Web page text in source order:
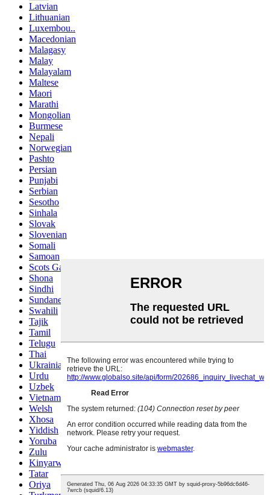
Latvian
Lithuanian
Luxembou..
Macedonian
Malagasy
Malay
Malayalam
Maltese
Maori
Marathi
Mongolian
Burmese
Nepali
Norwegian
Pashto
Persian
Punjabi
Serbian
Sesotho
Sinhala
Slovak
Slovenian
Somali
Samoan
Scots Gaelic
Shona
Sindhi
Sundanese
Swahili
Tajik
Tamil
Telugu
Thai
Ukrainian
Urdu
Uzbek
Vietnamese
Welsh
Xhosa
Yiddish
Yoruba
Zulu
Kinyarwanda
Tatar
Oriya